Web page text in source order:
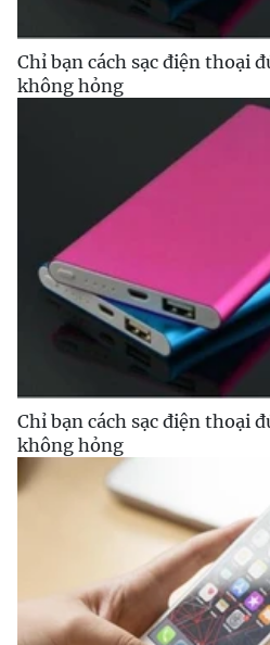
Chỉ bạn cách sạc điện thoại
không hỏng
Chỉ bạn cách sạc điện thoại
không hỏng